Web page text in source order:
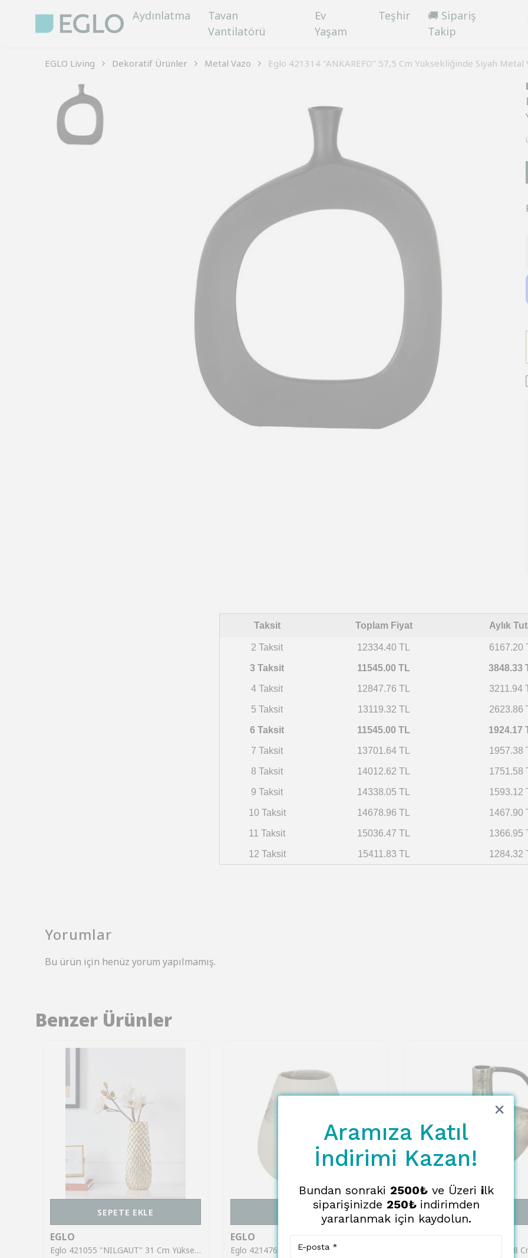
Aydınlatma
Tavan
Vantilatörü
Ev
Yaşam
Teşhir
🚚 Sipariş
Takip
EGLO Living Dekoratif Ürünler Metal Vazo Eglo 421314 "ANKAREFO" 57,5 Cm Yüksekliğinde Siyah Metal
Taksit Toplam Fiyat Aylık
2 Taksit 12334.40 TL 6167.20
3 Taksit 11545.00 TL 3848.33
4 Taksit 12847.76 TL 3211.94
5 Taksit 13119.32 TL 2623.86
6 Taksit 11545.00 TL 1924.17
7 Taksit 13701.64 TL 1957.38
8 Taksit 14012.62 TL 1751.58
9 Taksit 14338.05 TL 1593.12
10 Taksit 14678.96 TL 1467.90
11 Taksit 15036.47 TL 1366.95
12 Taksit 15411.83 TL 1284.32
Yorumlar
Bu ürün için henüz yorum yapılmamış.
Benzer Ürünler
SEPETE EKLE
EGLO
Eglo 421055 "NILGAUT" 31 Cm Yüksekliğinde Fırçalanmış Pirinç Metal Vazo
SEPETE EKLE
EGLO
SEPETE EKLE
EGLO
Aramıza Katıl
İndirimi Kazan!
Bundan sonraki 2500₺ve Üzeri ilk
siparişinizde 250₺ indirimden
yararlanmak için kaydolun.